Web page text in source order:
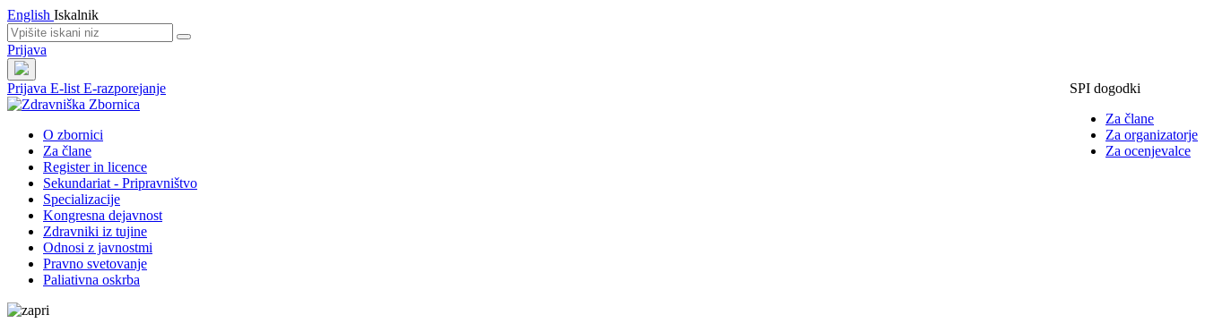
English Iskalnik
Prijava
Prijava
SPI dogodki
Za člane
Za organizatorje
Za ocenjevalce
E-list E-razporejanje
O zbornici
Za člane
Register in licence
Sekundariat - Pripravništvo
Specializacije
Kongresna dejavnost
Zdravniki iz tujine
Odnosi z javnostmi
Pravno svetovanje
Paliativna oskrba